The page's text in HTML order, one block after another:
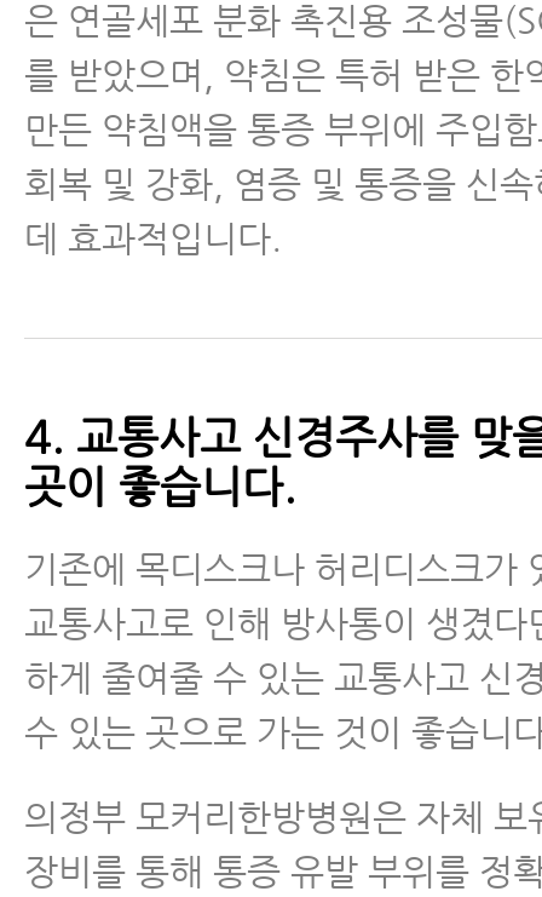
은 연골세포 분화 촉진용 조성물
를 받았으며, 약침은 특허 받은 한
만든 약침액을 통증 부위에 주입
회복 및 강화, 염증 및 통증을 신
데 효과적입니다.
4. 교통사고 신경주사를 맞
곳이 좋습니다.
기존에 목디스크나 허리디스크가
교통사고로 인해 방사통이 생겼다
하게 줄여줄 수 있는 교통사고 신
수 있는 곳으로 가는 것이 좋습니
의정부 모커리한방병원은 자체
장비를 통해 통증 유발 부위를 정